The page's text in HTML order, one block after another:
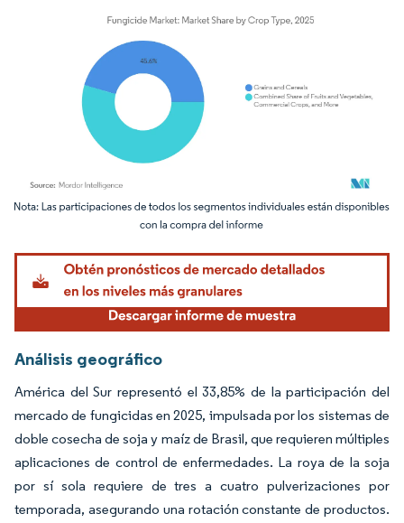
Imagen © Mordor Intelligence. El uso requiere atribución según CC BY 4.0.
Análisis geográfico
América del Sur representó el 33,85% de la participación del
mercado de fungicidas en 2025, impulsada por los sistemas de
doble cosecha de soja y maíz de Brasil, que requieren múltiples
aplicaciones de control de enfermedades. La roya de la soja
por sí sola requiere de tres a cuatro pulverizaciones por
temporada, asegurando una rotación constante de productos.